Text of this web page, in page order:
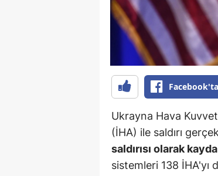
Ukrayna Hava
(İHA) ile saldırı
saldırısı olarak
sistemleri 138 İHA'yı